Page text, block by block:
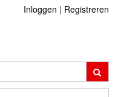
Inloggen | Registreren